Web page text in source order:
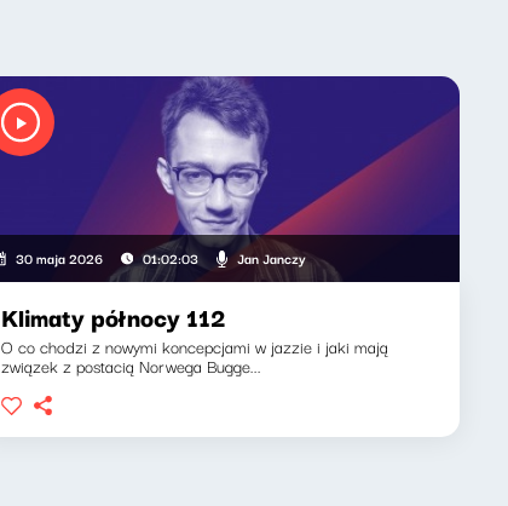
30 maja 2026 01:02:03 Jan Janczy
Klimaty północy 112
O co chodzi z nowymi koncepcjami w jazzie i jaki mają
związek z postacią Norwega Bugge...